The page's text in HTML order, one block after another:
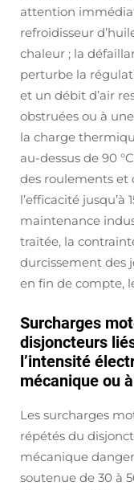
attention
refroidisseur
chaleur ; la
perturbe la
et un débit d’air
obstruées ou à
la charge
au-dessus de 90
des roulements et
l’efficacité jusqu’à
maintenance
traitée, la
durcissement des
en fin de compte,
Surcharges
disjoncteurs
l’intensité
mécanique ou
Les surcharges
répétés du
mécanique
soutenue de 30 à